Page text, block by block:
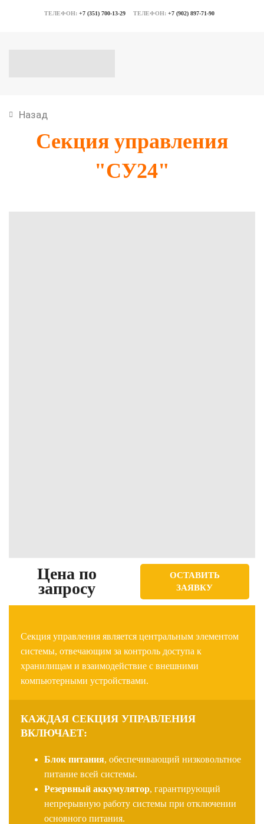
ТЕЛЕФОН: +7 (351) 700-13-29 ТЕЛЕФОН: +7 (902) 897-71-90
Назад
Секция управления
"СУ24"
Секция управления является центральным элементом
системы, отвечающим за контроль доступа к
хранилищам и взаимодействие с внешними
компьютерными устройствами.
КАЖДАЯ СЕКЦИЯ УПРАВЛЕНИЯ
ВКЛЮЧАЕТ:
Блок питания, обеспечивающий низковольтное
питание всей системы.
Резервный аккумулятор, гарантирующий
непрерывную работу системы при отключении
основного питания.
Цена по
запросу
ОСТАВИТЬ
ЗАЯВКУ